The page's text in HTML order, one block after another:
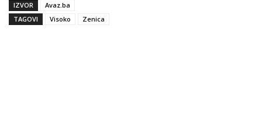
IZVOR
Avaz.ba
TAGOVI
Visoko Zenica